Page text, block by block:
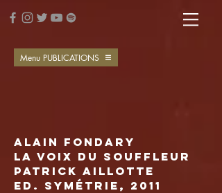
Menu PUBLICATIONS
Alain Fondary
La voix du souffleur
Patrick Aillotte
Ed. Symétrie, 2011